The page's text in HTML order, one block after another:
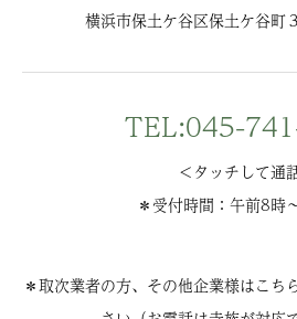
横浜市保土ケ谷区保土ケ谷町
TEL:045-
＜タッチして通
＊受付時間：午前8時
＊取次業者の方、その他企業様はこち